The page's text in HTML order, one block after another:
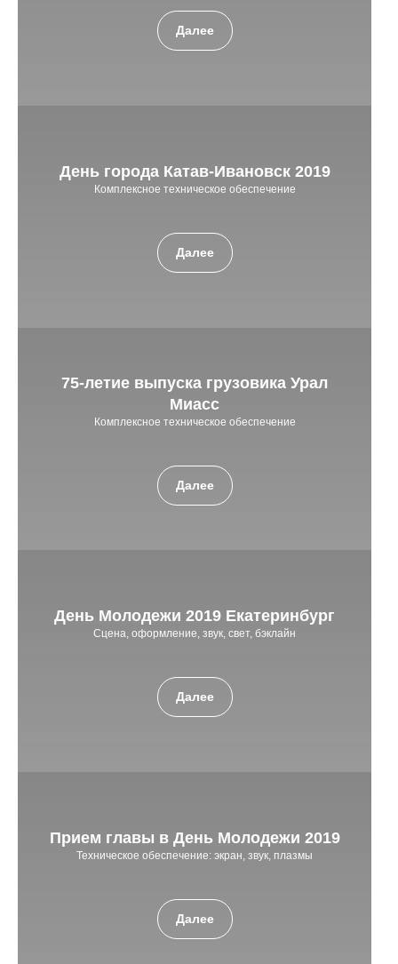
Далее
День города Катав-Ивановск 2019
Комплексное техническое обеспечение
Далее
75-летие выпуска грузовика Урал
Миасс
Комплексное техническое обеспечение
Далее
День Молодежи 2019 Екатеринбург
Сцена, оформление, звук, свет, бэклайн
Далее
Прием главы в День Молодежи 2019
Техническое обеспечение: экран, звук, плазмы
Далее